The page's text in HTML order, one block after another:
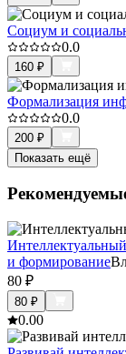
Социум и
0.0
160 ₽
Формализация
0.0
200 ₽
Показать ещё
и формирование
80 ₽
80 ₽
0.00